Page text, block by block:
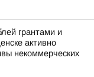
грантами и
активно
некоммерческих